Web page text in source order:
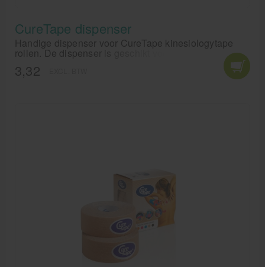
CureTape dispenser
Handige dispenser voor CureTape kinesiologytape
rollen. De dispenser is geschikt voor rollen
kinesiotape van 5 cm en 2,5 cm breed.
3,32